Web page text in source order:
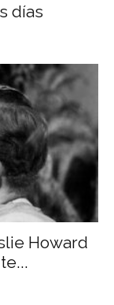
días
Howard